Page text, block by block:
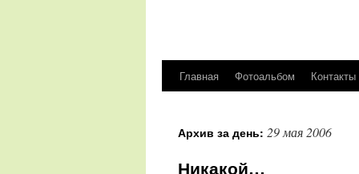
Перейти
содержимому
Главная Фотоальбом Контакты
Архив за день: 29 мая 2006
Никакой…